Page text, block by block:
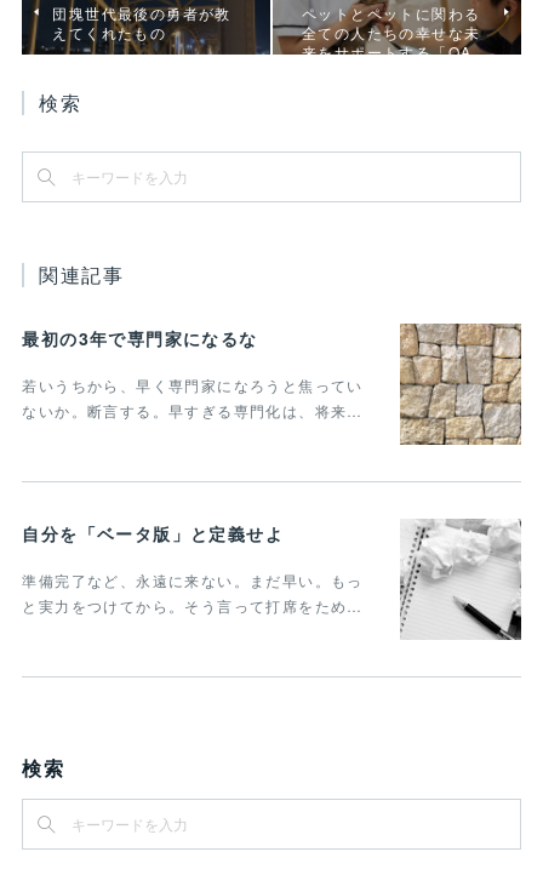
団塊世代最後の勇者が教
えてくれたもの
ペットとペットに関わる
全ての人たちの幸せな未
来をサポートする「QA…
検索
関連記事
最初の3年で専門家になるな
若いうちから、早く専門家になろうと焦ってい
ないか。断言する。早すぎる専門化は、将来…
自分を「ベータ版」と定義せよ
準備完了など、永遠に来ない。まだ早い。もっ
と実力をつけてから。そう言って打席をため…
検索